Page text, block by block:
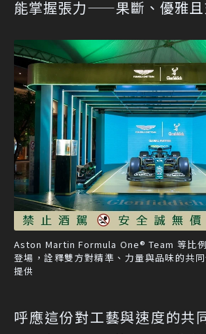
能掌握張力——果斷、優雅且
Aston Martin Formula One® Team 等比
登場，詮釋雙方對精準、力量與品味的共
提供
呼應這份對工藝與速度的共